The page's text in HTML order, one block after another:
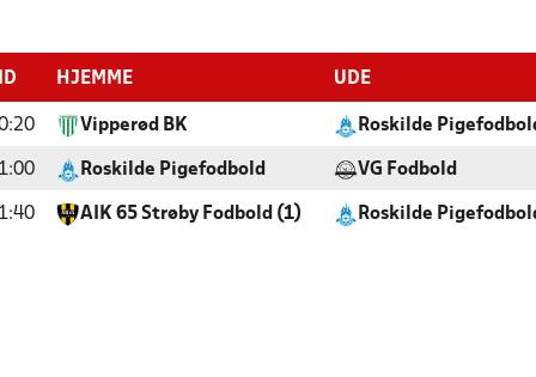
HJEMME UDE
Vipperød BK Roskilde
Roskilde Pigefodbold VG Fodbold
AIK 65 Strøby Fodbold (1) Roskilde